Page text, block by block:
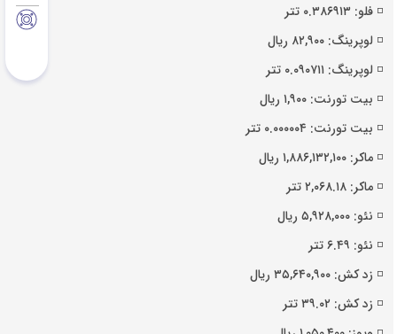
◽️ فلو: ۰.۳۸۶۹۱۳ تتر
◽️ لوپرینگ: ۸۲,۹۰۰ ریال
◽️ لوپرینگ: ۰.۰۹۰۷۱۱ تتر
◽️ بیت تورنت: ۱,۹۰۰ ریال
◽️ بیت تورنت: ۰.۰۰۰۰۰۴ تتر
◽️ ماکر: ۱,۸۸۶,۱۳۲,۱۰۰ ریال
◽️ ماکر: ۲,۰۶۸.۱۸ تتر
◽️ نئو: ۵,۹۲۸,۰۰۰ ریال
◽️ نئو: ۶.۴۹ تتر
◽️ زد کش: ۳۵,۶۴۰,۹۰۰ ریال
◽️ زد کش: ۳۹.۰۲ تتر